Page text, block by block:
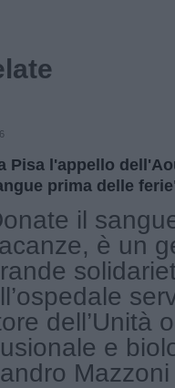
Pisa l'appello
prima delle
il
è un
dell’Unità
e